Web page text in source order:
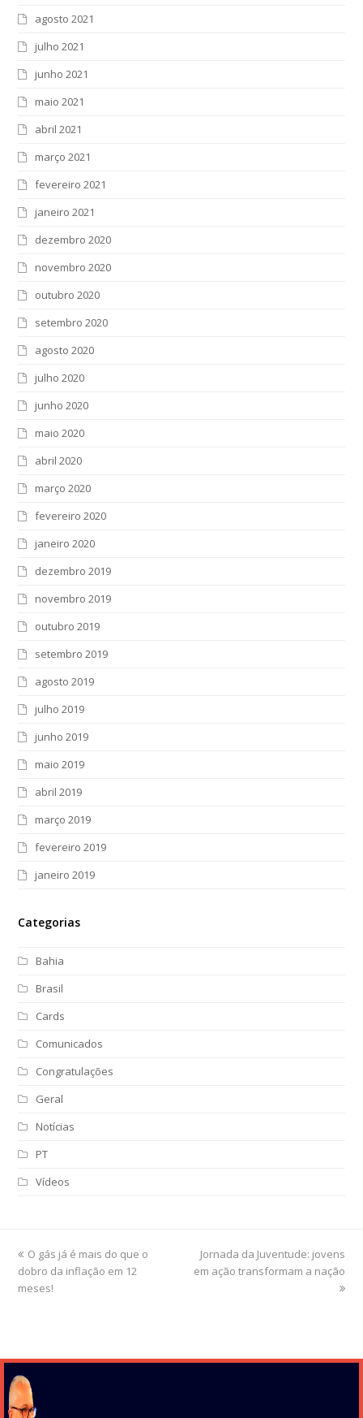
agosto 2021
julho 2021
junho 2021
maio 2021
abril 2021
março 2021
fevereiro 2021
janeiro 2021
dezembro 2020
novembro 2020
outubro 2020
setembro 2020
agosto 2020
julho 2020
junho 2020
maio 2020
abril 2020
março 2020
fevereiro 2020
janeiro 2020
dezembro 2019
novembro 2019
outubro 2019
setembro 2019
agosto 2019
julho 2019
junho 2019
maio 2019
abril 2019
março 2019
fevereiro 2019
janeiro 2019
Categorias
Bahia
Brasil
Cards
Comunicados
Congratulações
Geral
Notícias
PT
Vídeos
previous
post:
O gás já é mais do que o
dobro da inflação em 12
meses!
next
post:
Jornada da Juventude: jovens
em ação transformam a nação